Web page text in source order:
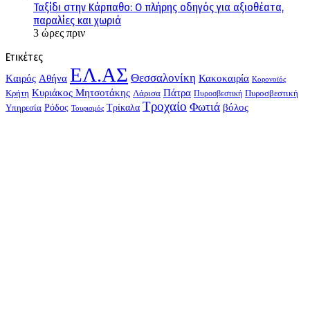
Ταξίδι στην Κάρπαθο: Ο πλήρης οδηγός για αξιοθέατα,
παραλίες και χωριά
3 ώρες πριν
Ετικέτες
Kαιρός Αθήνα ΕΛ.ΑΣ Θεσσαλονίκη Κακοκαιρία Κορονοϊός
Κρήτη Κυριάκος Μητσοτάκης Λάρισα Πάτρα Πυροσβεστική Πυροσβεστική
Υπηρεσία Ρόδος Τουρισμός Τρίκαλα Τροχαίο Φωτιά βόλος